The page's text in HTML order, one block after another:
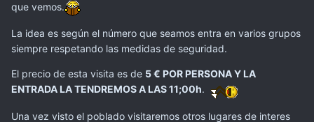
que vemos.
La idea es según el número que seamos entra en varios grupos
siempre respetando las medidas de seguridad.
El precio de esta visita es de 5 € POR PERSONA Y LA
ENTRADA LA TENDREMOS A LAS 11;00h.
Una vez visto el poblado visitaremos otros lugares de interes